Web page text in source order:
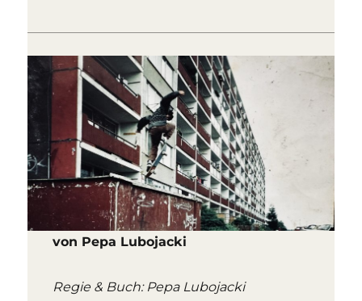
von Pepa Lubojacki
Regie & Buch: Pepa Lubojacki